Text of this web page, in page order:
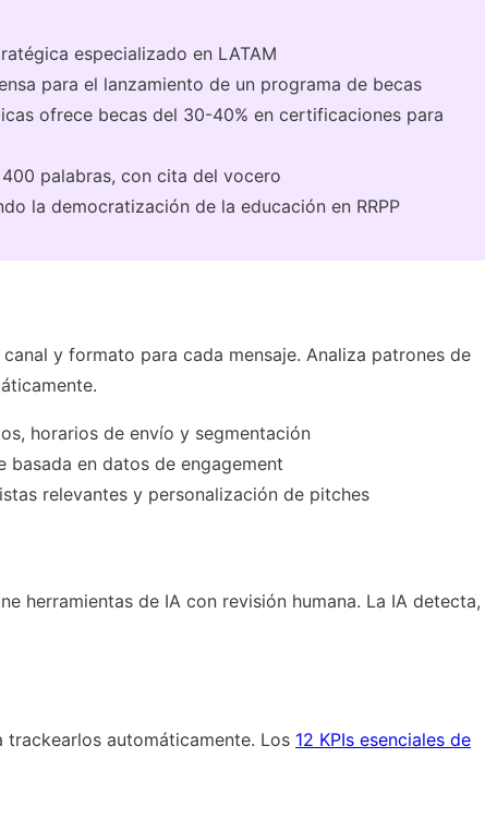
especializado en LATAM
para el lanzamiento de un programa de becas
ofrece becas del 30-40% en certificaciones para
palabras, con cita del vocero
la democratización de la educación en RRPP
y formato para cada mensaje. Analiza patrones de
horarios de envío y segmentación
basada en datos de engagement
relevantes y personalización de pitches
herramientas de IA con revisión humana. La IA detecta,
trackearlos automáticamente. Los 12 KPIs esenciales de